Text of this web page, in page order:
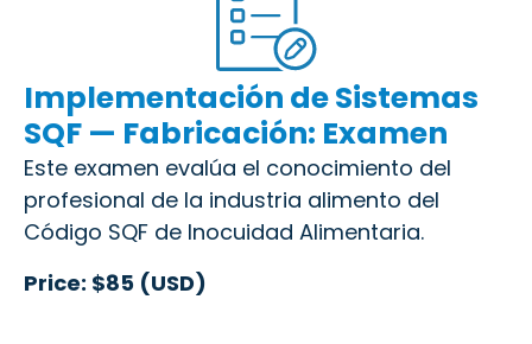
Implementación de Sistemas
SQF — Fabricación: Examen
Este examen evalúa el conocimiento del
profesional de la industria alimento del
Código SQF de Inocuidad Alimentaria.
Price: $85 (USD)